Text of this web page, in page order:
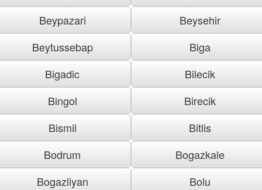
Beypazari
Beysehir
Beytussebap
Biga
Bigadic
Bilecik
Bingol
Birecik
Bismil
Bitlis
Bodrum
Bogazkale
Bogazliyan
Bolu